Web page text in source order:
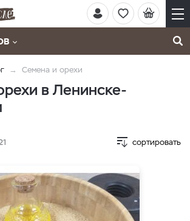
Семена и орехи
в Ленинске-
сортировать